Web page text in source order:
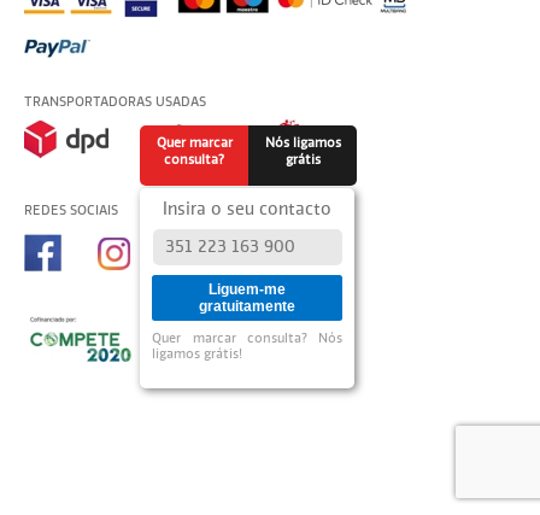
TRANSPORTADORAS USADAS
REDES SOCIAIS
Quer marcar
consulta?
Nós ligamos
grátis
Insira o seu contacto
Liguem-me
gratuitamente
Quer marcar consulta? Nós
ligamos grátis!